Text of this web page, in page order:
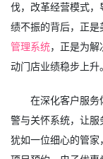
伐，改革经营模式
绩不振的背后，正
管理系统，正是为
动门店业绩稳步上升。
在深化客户服
警与关怀系统，让
犹如一位细心的管